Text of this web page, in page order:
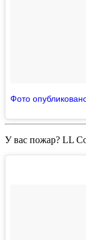
Фото
У вас пожар? LL